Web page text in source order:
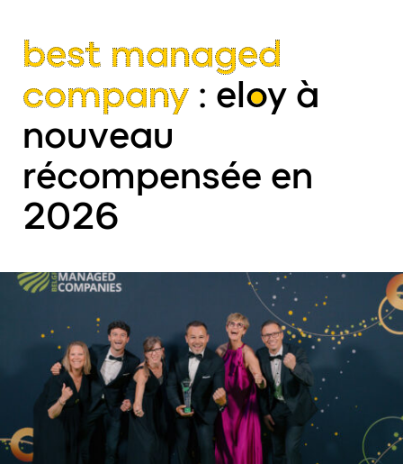
best managed
company : eloy à
nouveau
récompensée en
2026